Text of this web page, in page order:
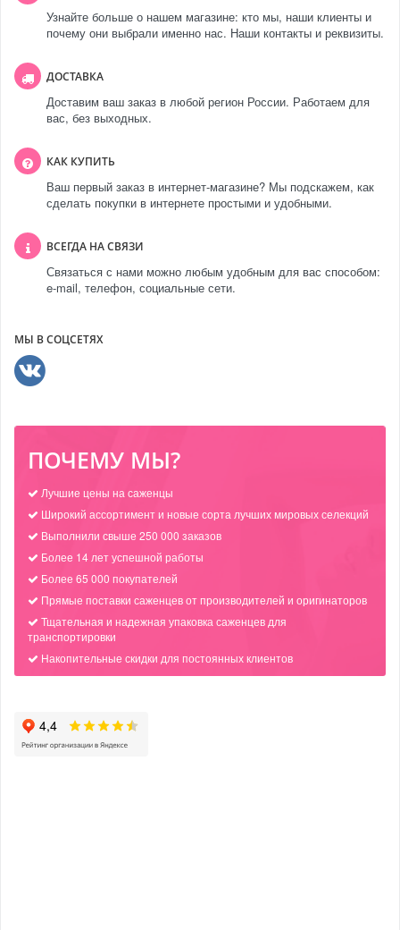
Узнайте больше о нашем магазине: кто мы, наши клиенты и
почему они выбрали именно нас. Наши контакты и реквизиты.
ДОСТАВКА
Доставим ваш заказ в любой регион России. Работаем для
вас, без выходных.
КАК КУПИТЬ
Ваш первый заказ в интернет-магазине? Мы подскажем, как
сделать покупки в интернете простыми и удобными.
ВСЕГДА НА СВЯЗИ
Связаться с нами можно любым удобным для вас способом:
e-mail, телефон, социальные сети.
МЫ В СОЦСЕТЯХ
ПОЧЕМУ МЫ?
Лучшие цены на саженцы
Широкий ассортимент и новые сорта лучших мировых селекций
Выполнили свыше 250 000 заказов
Более 14 лет успешной работы
Более 65 000 покупателей
Прямые поставки саженцев от производителей и оригинаторов
Тщательная и надежная упаковка саженцев для
транспортировки
Накопительные скидки для постоянных клиентов